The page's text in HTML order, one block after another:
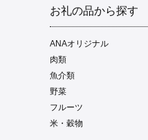
お礼の品から探す
ANAオリジナル
肉類
魚介類
野菜
フルーツ
米・穀物